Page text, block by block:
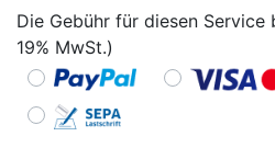
Die Gebühr für diesen Service
19% MwSt.)